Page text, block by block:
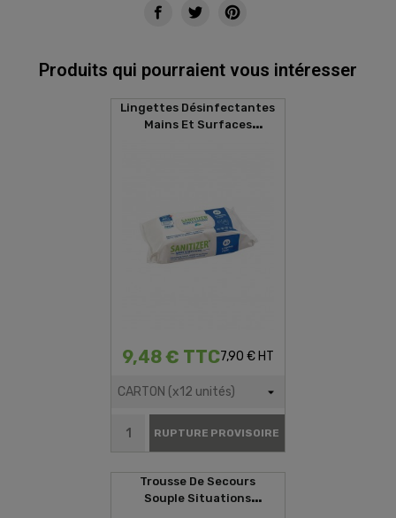
Produits qui pourraient vous intéresser
Lingettes Désinfectantes
Mains Et Surfaces
9,48 € TTC7,90 € HT
RUPTURE PROVISOIRE
Trousse De Secours
Souple Situations